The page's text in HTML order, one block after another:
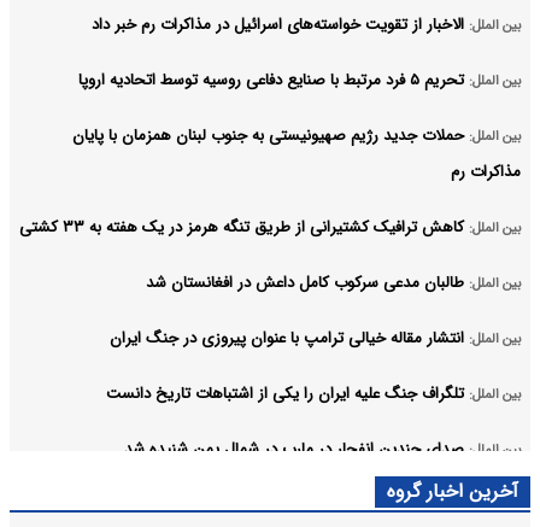
بین الملل: الاخبار از تقویت خواسته‌های اسرائیل در مذاکرات رم خبر داد
بین الملل: تحریم ۵ فرد مرتبط با صنایع دفاعی روسیه توسط اتحادیه اروپا
بین الملل: حملات جدید رژیم صهیونیستی به جنوب لبنان همزمان با پایان
مذاکرات رم
بین الملل: کاهش ترافیک کشتیرانی از طریق تنگه هرمز در یک هفته به ۳۳ کشتی
بین الملل: طالبان مدعی سرکوب کامل داعش در افغانستان شد
بین الملل: انتشار مقاله خیالی ترامپ با عنوان پیروزی در جنگ ایران
بین الملل: تلگراف جنگ علیه ایران را یکی از اشتباهات تاریخ دانست
بین الملل: صدای چندین انفجار در مارب در شمال یمن شنیده شد
آخرین اخبار گروه